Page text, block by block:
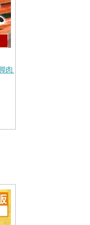
肉 食べ尽くしセット …